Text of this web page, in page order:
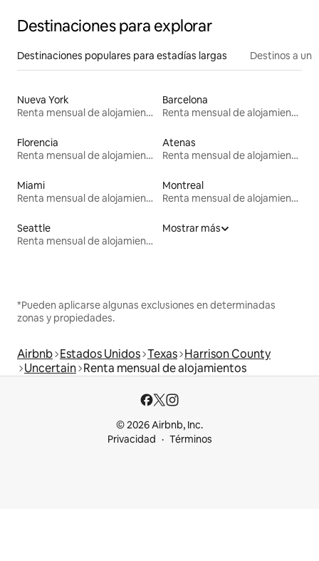
Destinaciones para explorar
Destinaciones populares para estadías largas Destinos a un
Nueva York
Renta mensual de alojamientos
Barcelona
Renta mensual de alojamientos
Florencia
Renta mensual de alojamientos
Atenas
Renta mensual de alojamientos
Miami
Renta mensual de alojamientos
Montreal
Renta mensual de alojamientos
Seattle
Renta mensual de alojamientos
Mostrar más
*Pueden aplicarse algunas exclusiones en determinadas
zonas y propiedades.
Airbnb Estados Unidos Texas Harrison County
Uncertain Renta mensual de alojamientos
© 2026 Airbnb, Inc.
Privacidad
Términos